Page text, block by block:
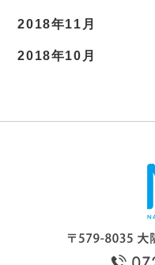
2018年11月
2018年10月